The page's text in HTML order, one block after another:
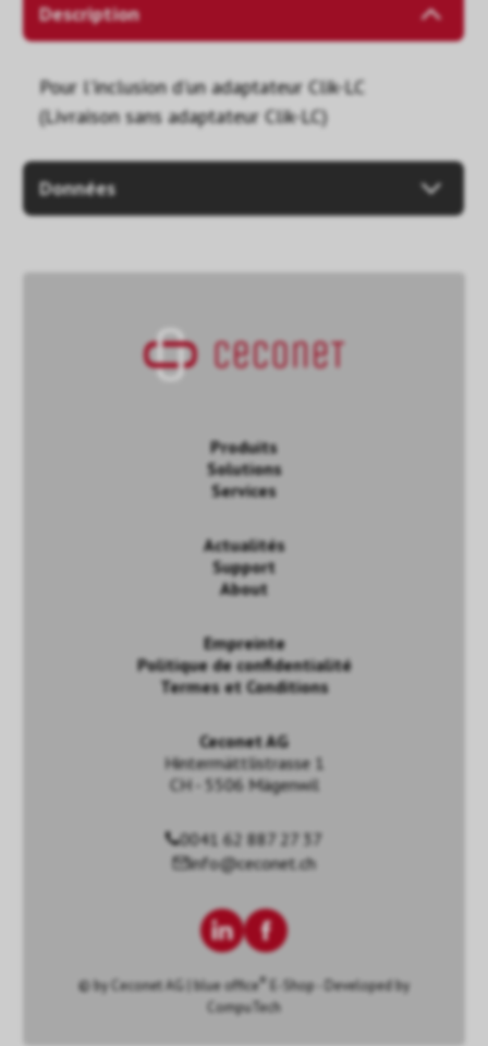
Description
Pour l'inclusion d'un adaptateur Clik-LC
(Livraison sans adaptateur Clik-LC)
Données
Produits
Solutions
Services
Actualités
Support
About
Empreinte
Politique de confidentialité
Termes et Conditions
Ceconet AG
Hintermättlistrasse 1
CH - 5506 Mägenwil
0041 62 887 27 37
info@ceconet.ch
© by Ceconet AG blue office ®
E-Shop - Developed by
CompuTech